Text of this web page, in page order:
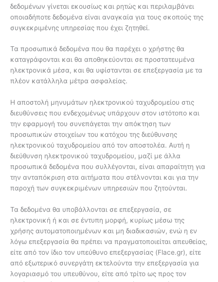
δεδομένων γίνεται εκουσίως και ρητώς και περιλαμβάνει
οποιαδήποτε δεδομένα είναι αναγκαία για τους σκοπούς της
συγκεκριμένης υπηρεσίας που έχει ζητηθεί.
Τα προσωπικά δεδομένα που θα παρέχει ο χρήστης θα
καταγράφονται και θα αποθηκεύονται σε προστατευμένα
ηλεκτρονικά μέσα, και θα υφίστανται σε επεξεργασία με τα
πλέον κατάλληλα μέτρα ασφαλείας.
Η αποστολή μηνυμάτων ηλεκτρονικού ταχυδρομείου στις
διευθύνσεις που ενδεχομένως υπάρχουν στον ιστότοπο και
την εφαρμογή του συνεπάγεται την απόκτηση των
προσωπικών στοιχείων του κατόχου της διεύθυνσης
ηλεκτρονικού ταχυδρομείου από τον αποστολέα. Αυτή η
διεύθυνση ηλεκτρονικού ταχυδρομείου, μαζί με άλλα
προσωπικά δεδομένα που συλλέγονται, είναι απαραίτητη για
την ανταπόκριση στα αιτήματα που στέλνονται και για την
παροχή των συγκεκριμένων υπηρεσιών που ζητούνται.
Τα δεδομένα θα υποβάλλονται σε επεξεργασία, σε
ηλεκτρονική ή και σε έντυπη μορφή, κυρίως μέσω της
χρήσης αυτοματοποιημένων και μη διαδικασιών, ενώ η εν
λόγω επεξεργασία θα πρέπει να πραγματοποιείται απευθείας,
είτε από τον ίδιο τον υπεύθυνο επεξεργασίας (Flace.gr), είτε
από εξωτερικό συνεργάτη εκτελούντα την επεξεργασία για
λογαριασμό του υπευθύνου, είτε από τρίτο ως προς τον